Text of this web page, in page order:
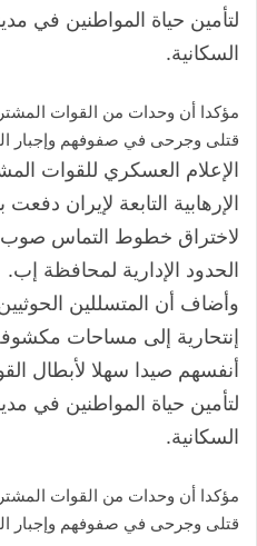
لتأمين حياة المواطنين في
السكانية.
مؤكدا أن وحدات من القوات
قتلى وجرحى في صفوفهم وإجبار
الإعلام العسكري للقوات
الإرهابية التابعة لإيران
لاختراق خطوط التماس صوب
الحدود الإدارية لمحافظة إب.
وأضاف أن المتسللين الحوثيين
إنتحارية إلى مساحات
أنفسهم صيدا سهلا لأبطال
لتأمين حياة المواطنين في
السكانية.
مؤكدا أن وحدات من القوات
قتلى وجرحى في صفوفهم وإجبار